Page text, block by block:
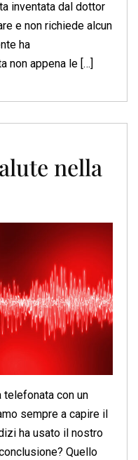
inventata dal dottor
e non richiede alcun
ha
non appena le […]
nella
telefonata con un
sempre a capire il
ha usato il nostro
Quello